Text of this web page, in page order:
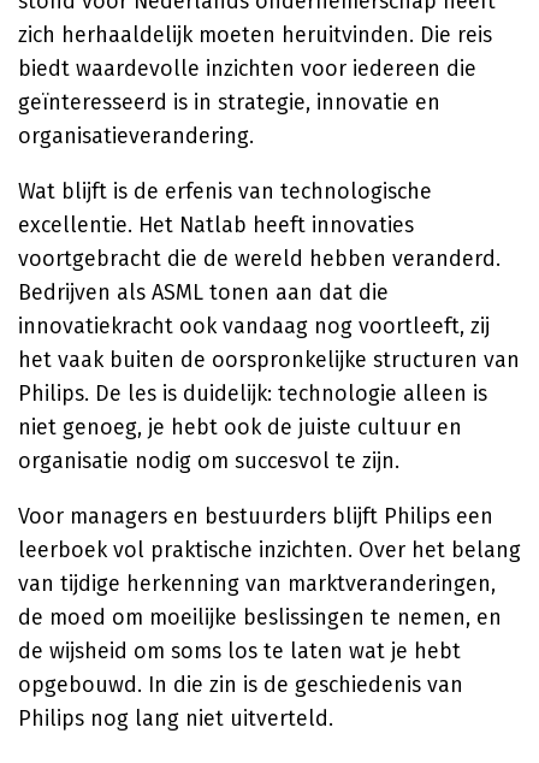
zich herhaaldelijk moeten heruitvinden. Die reis
biedt waardevolle inzichten voor iedereen die
geïnteresseerd is in strategie, innovatie en
organisatieverandering.
Wat blijft is de erfenis van technologische
excellentie. Het Natlab heeft innovaties
voortgebracht die de wereld hebben veranderd.
Bedrijven als ASML tonen aan dat die
innovatiekracht ook vandaag nog voortleeft, zij
het vaak buiten de oorspronkelijke structuren van
Philips. De les is duidelijk: technologie alleen is
niet genoeg, je hebt ook de juiste cultuur en
organisatie nodig om succesvol te zijn.
Voor managers en bestuurders blijft Philips een
leerboek vol praktische inzichten. Over het belang
van tijdige herkenning van marktveranderingen,
de moed om moeilijke beslissingen te nemen, en
de wijsheid om soms los te laten wat je hebt
opgebouwd. In die zin is de geschiedenis van
Philips nog lang niet uitverteld.